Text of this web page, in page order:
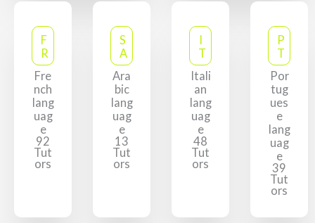
F
R
Fre
nch
lang
uag
e
92
Tut
ors
S
A
Ara
bic
lang
uag
e
13
Tut
ors
I
T
Itali
an
lang
uag
e
48
Tut
ors
P
T
Por
tug
ues
e
lang
uag
e
39
Tut
ors